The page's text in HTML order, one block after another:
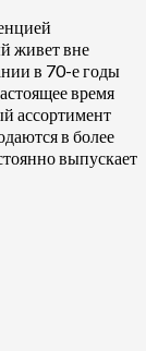
живет вне
в 70-е годы
время
ассортимент
в более
выпускает